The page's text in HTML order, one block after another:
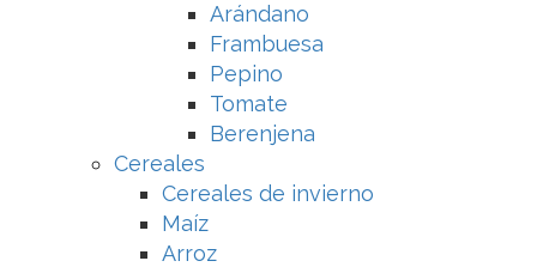
Arándano
Frambuesa
Pepino
Tomate
Berenjena
Cereales
Cereales de invierno
Maíz
Arroz